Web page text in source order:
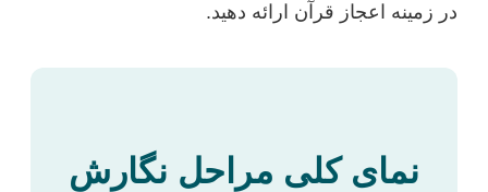
در زمینه اعجاز قرآن ارائه دهید.
نمای کلی مراحل نگارش